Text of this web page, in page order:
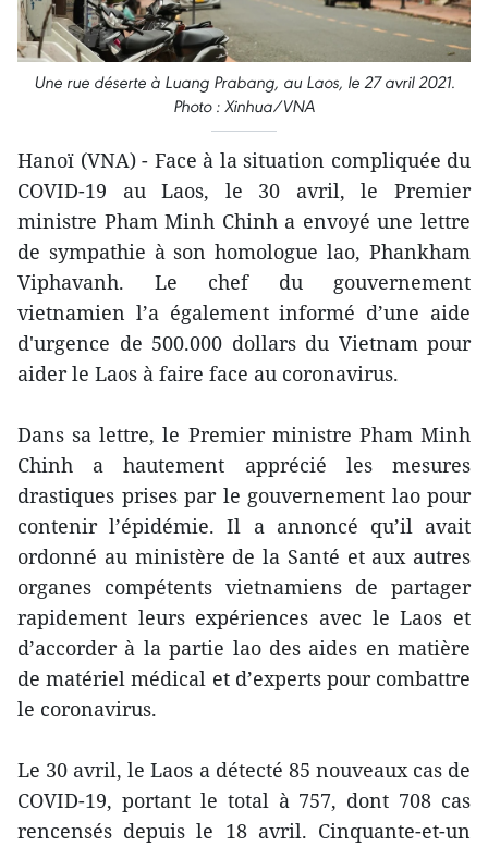
Une rue déserte à Luang Prabang, au Laos, le 27 avril 2021.
Photo : Xinhua/VNA
Hanoï (VNA) - Face à la situation compliquée du
COVID-19 au Laos, le 30 avril, le Premier
ministre Pham Minh Chinh a envoyé une lettre
de sympathie à son homologue lao, Phankham
Viphavanh. Le chef du gouvernement
vietnamien l’a également informé d’une aide
d'urgence de 500.000 dollars du Vietnam pour
aider le Laos à faire face au coronavirus.
Dans sa lettre, le Premier ministre Pham Minh
Chinh a hautement apprécié les mesures
drastiques prises par le gouvernement lao pour
contenir l’épidémie. Il a annoncé qu’il avait
ordonné au ministère de la Santé et aux autres
organes compétents vietnamiens de partager
rapidement leurs expériences avec le Laos et
d’accorder à la partie lao des aides en matière
de matériel médical et d’experts pour combattre
le coronavirus.
Le 30 avril, le Laos a détecté 85 nouveaux cas de
COVID-19, portant le total à 757, dont 708 cas
rencensés depuis le 18 avril. Cinquante-et-un